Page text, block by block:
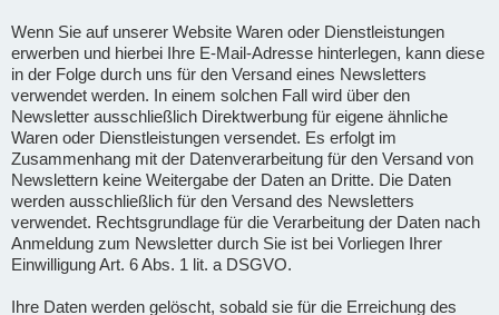
Wenn Sie auf unserer Website Waren oder Dienstleistungen
erwerben und hierbei Ihre E-Mail-Adresse hinterlegen, kann diese
in der Folge durch uns für den Versand eines Newsletters
verwendet werden. In einem solchen Fall wird über den
Newsletter ausschließlich Direktwerbung für eigene ähnliche
Waren oder Dienstleistungen versendet. Es erfolgt im
Zusammenhang mit der Datenverarbeitung für den Versand von
Newslettern keine Weitergabe der Daten an Dritte. Die Daten
werden ausschließlich für den Versand des Newsletters
verwendet. Rechtsgrundlage für die Verarbeitung der Daten nach
Anmeldung zum Newsletter durch Sie ist bei Vorliegen Ihrer
Einwilligung Art. 6 Abs. 1 lit. a DSGVO.
Ihre Daten werden gelöscht, sobald sie für die Erreichung des